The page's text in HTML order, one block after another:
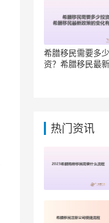
希腊移民需要多
资？希腊移民最
热门资讯